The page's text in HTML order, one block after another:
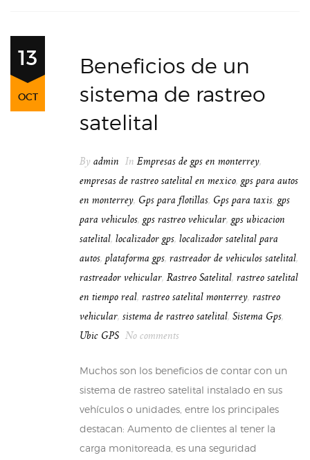
13
OCT
Beneficios de un
sistema de rastreo
satelital
By admin In Empresas de gps en monterrey,
empresas de rastreo satelital en mexico, gps para autos
en monterrey, Gps para flotillas, Gps para taxis, gps
para vehiculos, gps rastreo vehicular, gps ubicacion
satelital, localizador gps, localizador satelital para
autos, plataforma gps, rastreador de vehiculos satelital,
rastreador vehicular, Rastreo Satelital, rastreo satelital
en tiempo real, rastreo satelital monterrey, rastreo
vehicular, sistema de rastreo satelital, Sistema Gps,
Ubic GPS No comments
Muchos son los beneficios de contar con un
sistema de rastreo satelital instalado en sus
vehículos o unidades, entre los principales
destacan: Aumento de clientes al tener la
carga monitoreada, es una seguridad